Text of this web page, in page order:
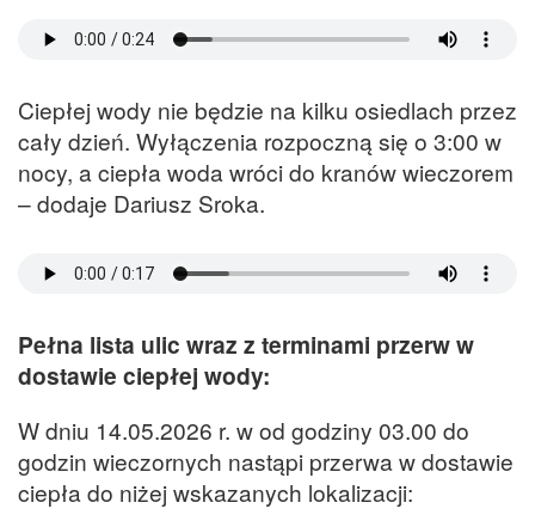
Ciepłej wody nie będzie na kilku osiedlach przez
cały dzień. Wyłączenia rozpoczną się o 3:00 w
nocy, a ciepła woda wróci do kranów wieczorem
– dodaje Dariusz Sroka.
Pełna lista ulic wraz z terminami przerw w
dostawie ciepłej wody:
W dniu 14.05.2026 r. w od godziny 03.00 do
godzin wieczornych nastąpi przerwa w dostawie
ciepła do niżej wskazanych lokalizacji: